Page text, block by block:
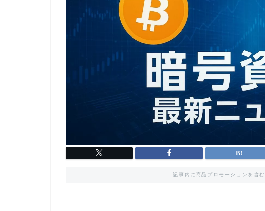
記事内に商品プロモーションを含